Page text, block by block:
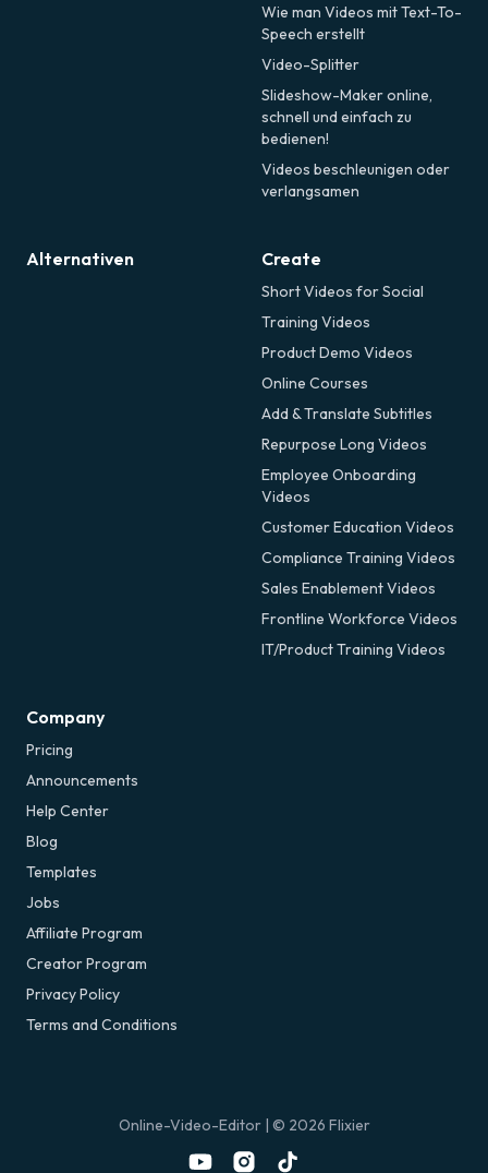
Wie man Videos mit Text-To-
Speech erstellt
Video-Splitter
Slideshow-Maker online,
schnell und einfach zu
bedienen!
Videos beschleunigen oder
verlangsamen
Alternativen Create
Short Videos for Social
Training Videos
Product Demo Videos
Online Courses
Add & Translate Subtitles
Repurpose Long Videos
Employee Onboarding
Videos
Customer Education Videos
Compliance Training Videos
Sales Enablement Videos
Frontline Workforce Videos
IT/Product Training Videos
Company
Pricing
Announcements
Help Center
Blog
Templates
Jobs
Affiliate Program
Creator Program
Privacy Policy
Terms and Conditions
Online-Video-Editor| © 2026 Flixier